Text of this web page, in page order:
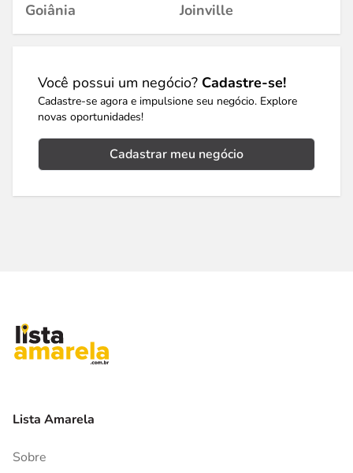
Goiânia
Joinville
Você possui um negócio? Cadastre-se!
Cadastre-se agora e impulsione seu negócio. Explore
novas oportunidades!
Cadastrar meu negócio
Lista Amarela
Sobre